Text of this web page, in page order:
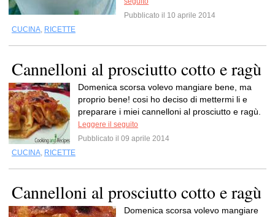
Pubblicato il 10 aprile 2014
CUCINA, RICETTE
Cannelloni al prosciutto cotto e ragù
Domenica scorsa volevo mangiare bene, ma
proprio bene! cosi ho deciso di mettermi li e
preparare i miei cannelloni al prosciutto e ragù.
Leggere il seguito
Pubblicato il 09 aprile 2014
CUCINA, RICETTE
Cannelloni al prosciutto cotto e ragù
Domenica scorsa volevo mangiare